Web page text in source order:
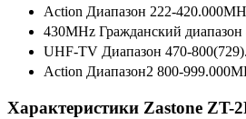
Action Диапазон 222-
430MHz Гражданский
UHF-TV Диапазон 470-
Action Диапазон2 800-
Характеристики Zastone ZT-